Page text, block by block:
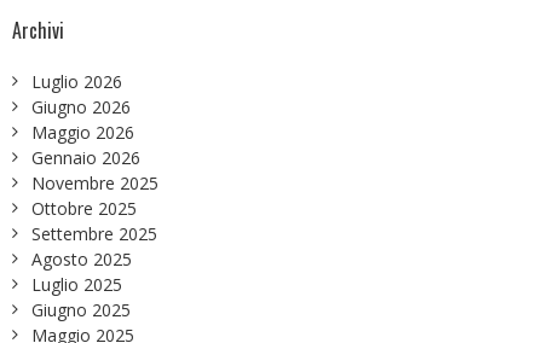
Archivi
Luglio 2026
Giugno 2026
Maggio 2026
Gennaio 2026
Novembre 2025
Ottobre 2025
Settembre 2025
Agosto 2025
Luglio 2025
Giugno 2025
Maggio 2025